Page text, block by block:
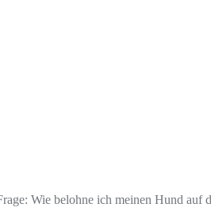
Wie belohne ich meinen Hund auf